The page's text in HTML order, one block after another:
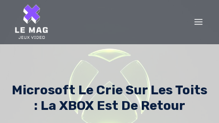
content
Microsoft Le Crie Sur Les Toits
: La XBOX Est De Retour